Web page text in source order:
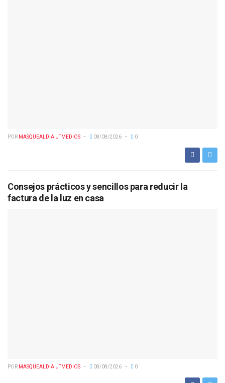
POR MASQUEALDIA UTMEDIOS 08/08/2026 0
Consejos prácticos y sencillos para reducir la
factura de la luz en casa
POR MASQUEALDIA UTMEDIOS 08/08/2026 0